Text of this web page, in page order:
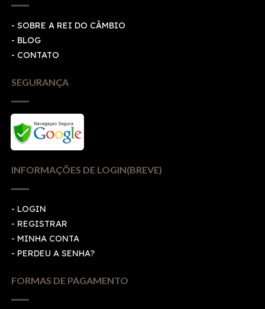
- SOBRE A REI DO CÂMBIO
- BLOG
- CONTATO
SEGURANÇA
INFORMAÇÕES DE LOGIN(BREVE)
- LOGIN
- REGISTRAR
- MINHA CONTA
- PERDEU A SENHA?
FORMAS DE PAGAMENTO